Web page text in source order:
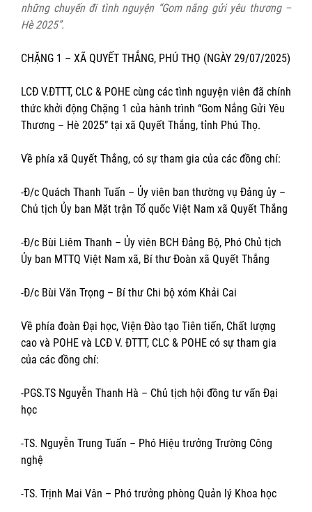
những chuyến đi tình nguyện “Gom nắng gửi yêu thương –
Hè 2025”.
CHẶNG 1 – XÃ QUYẾT THẮNG, PHÚ THỌ (NGÀY 29/07/2025)
LCĐ V.ĐTTT, CLC & POHE cùng các tình nguyện viên đã chính
thức khởi động Chặng 1 của hành trình “Gom Nắng Gửi Yêu
Thương – Hè 2025” tại xã Quyết Thắng, tỉnh Phú Thọ.
Về phía xã Quyết Thắng, có sự tham gia của các đồng chí:
-Đ/c Quách Thanh Tuấn – Ủy viên ban thường vụ Đảng ủy –
Chủ tịch Ủy ban Mặt trận Tổ quốc Việt Nam xã Quyết Thắng
-Đ/c Bùi Liêm Thanh – Ủy viên BCH Đảng Bộ, Phó Chủ tịch
Ủy ban MTTQ Việt Nam xã, Bí thư Đoàn xã Quyết Thắng
-Đ/c Bùi Văn Trọng – Bí thư Chi bộ xóm Khải Cai
Về phía đoàn Đại học, Viện Đào tạo Tiên tiến, Chất lượng
cao và POHE và LCĐ V. ĐTTT, CLC & POHE có sự tham gia
của các đồng chí:
-PGS.TS Nguyễn Thanh Hà – Chủ tịch hội đồng tư vấn Đại
học
-TS. Nguyễn Trung Tuấn – Phó Hiệu trưởng Trường Công
nghệ
-TS. Trịnh Mai Vân – Phó trưởng phòng Quản lý Khoa học